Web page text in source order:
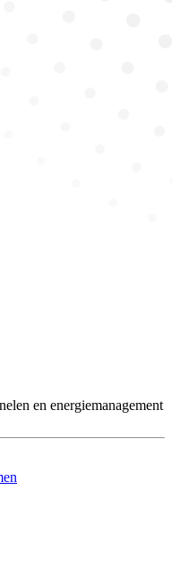
en energiemanagement